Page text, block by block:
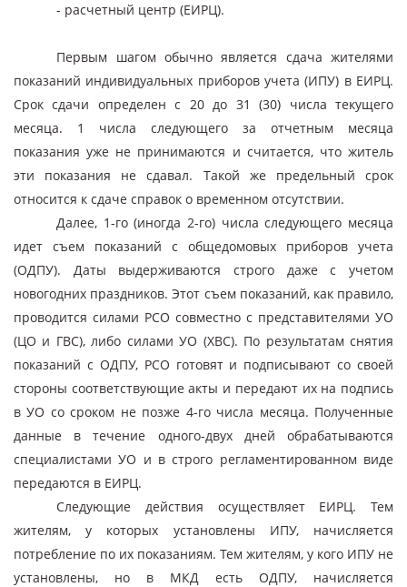
- расчетный центр (ЕИРЦ).
Первым шагом обычно является сдача жителями
показаний индивидуальных приборов учета (ИПУ) в ЕИРЦ.
Срок сдачи определен с 20 до 31 (30) числа текущего
месяца. 1 числа следующего за отчетным месяца
показания уже не принимаются и считается, что житель
эти показания не сдавал. Такой же предельный срок
относится к сдаче справок о временном отсутствии.
Далее, 1-го (иногда 2-го) числа следующего месяца
идет съем показаний с общедомовых приборов учета
(ОДПУ). Даты выдерживаются строго даже с учетом
новогодних праздников. Этот съем показаний, как правило,
проводится силами РСО совместно с представителями УО
(ЦО и ГВС), либо силами УО (ХВС). По результатам снятия
показаний с ОДПУ, РСО готовят и подписывают со своей
стороны соответствующие акты и передают их на подпись
в УО со сроком не позже 4-го числа месяца. Полученные
данные в течение одного-двух дней обрабатываются
специалистами УО и в строго регламентированном виде
передаются в ЕИРЦ.
Следующие действия осуществляет ЕИРЦ. Тем
жителям, у которых установлены ИПУ, начисляется
потребление по их показаниям. Тем жителям, у кого ИПУ не
установлены, но в МКД есть ОДПУ, начисляется